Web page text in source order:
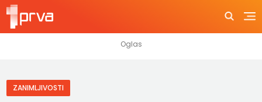
ZANIMLJIVOSTI